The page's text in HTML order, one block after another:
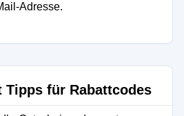
Adresse.
Tipps für Rabattcodes